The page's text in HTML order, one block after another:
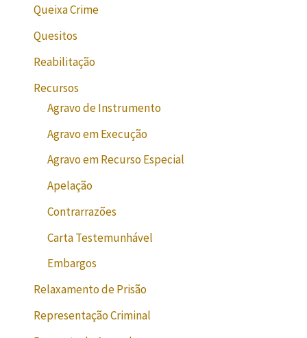
Queixa Crime
Quesitos
Reabilitação
Recursos
Agravo de Instrumento
Agravo em Execução
Agravo em Recurso Especial
Apelação
Contrarrazões
Carta Testemunhável
Embargos
Relaxamento de Prisão
Representação Criminal